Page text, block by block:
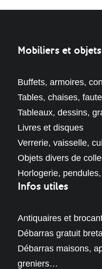
Mobiliers et objets
Buffets, armoires,
Tables, chaises,
Tableaux, dessins,
Livres et disques
Verrerie, vaisselle,
Objets divers de
Horlogerie,
Infos utiles
Antiquaires et
Débarras gratuit
Débarras maisons,
greniers…